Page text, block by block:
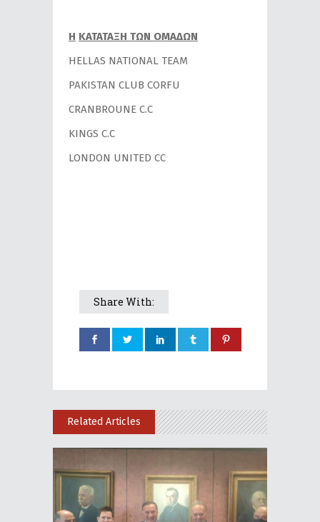
H ΚΑΤΑΤΑΞΗ ΤΩΝ ΟΜΑΔΩΝ
HELLAS NATIONAL TEAM
PAKISTAN CLUB CORFU
CRANBROUNE C.C
ΚΙΝGS C.C
LONDON UNITED CC
Share With:
Related Articles